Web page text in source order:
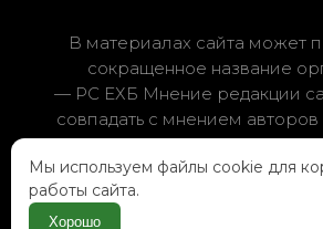
В материалах сайта может
сокращенное название
— РС ЕХБ Мнение редакции
совпадать с мнением
материалов
© 2007-2025, Все права
Политика
Мы используем файлы cookie для
работы сайта.
Хорошо